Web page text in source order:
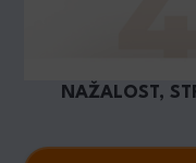
NAŽALOST,